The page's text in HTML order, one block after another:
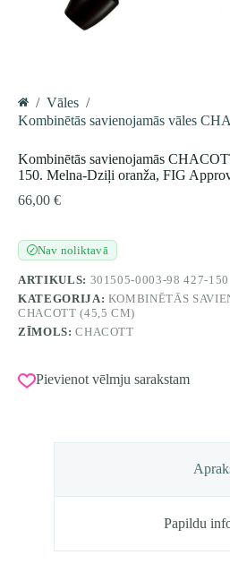
Home
/ Vāles /
Kombinētās savienojamās vāles
Kombinētās savienojamās
150. Melna-Dziļi oranža, FIG
66,00 €
✓Nav noliktavā
ARTIKULS: 301505-0003-98 427-150
KATEGORIJA: KOMBINĒTĀS
CHACOTT (45,5 CM)
ZĪMOLS:CHACOTT
Pievienot vēlmju sarakstam
Papildu